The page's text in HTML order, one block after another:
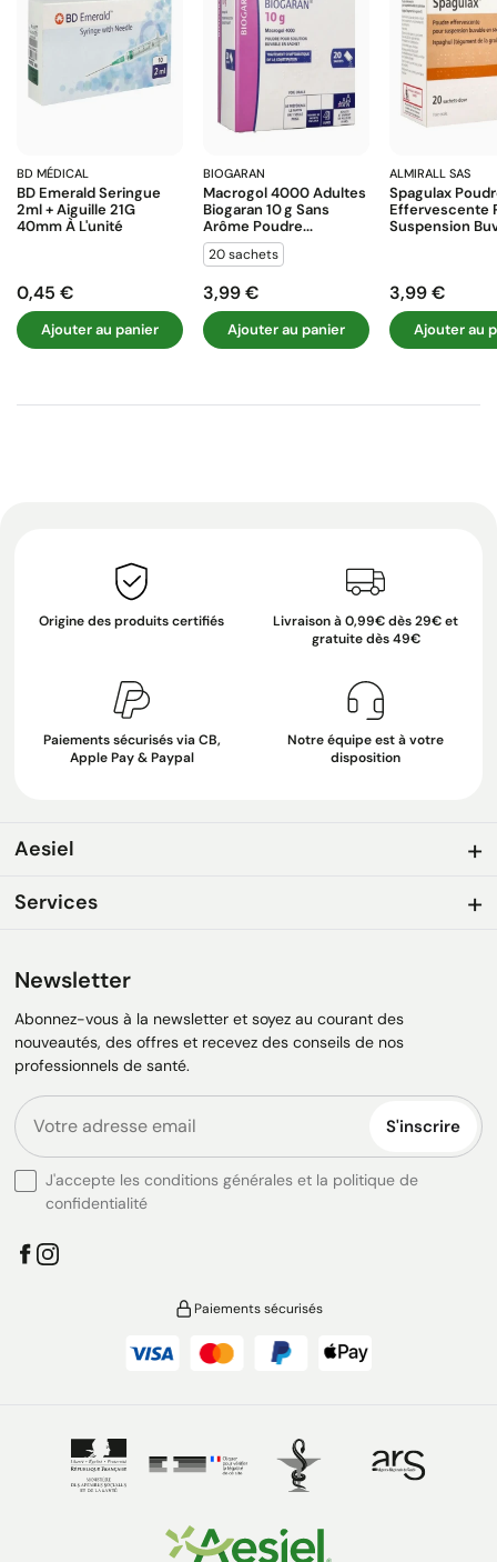
BD MÉDICAL
BD Emerald Seringue
2ml + Aiguille 21G
40mm À L'unité
Prix
0,45 €
Ajouter au panier
BIOGARAN
Macrogol 4000 Adultes
Biogaran 10 G Sans
Arôme Poudre...
20 sachets
Prix
3,99 €
Ajouter au panier
ALMIRALL SAS
Spagulax
Effervescente
Suspension
Prix
3,99 €
Ajouter au
Origine des produits certifiés
Livraison à 0,99€ dès 29€ et
gratuite dès 49€
Paiements sécurisés via CB,
Apple Pay & Paypal
Notre équipe est à votre
disposition
Aesiel
Services
Newsletter
Abonnez-vous à la newsletter et soyez au courant des
nouveautés, des offres et recevez des conseils de nos
professionnels de santé.
S'inscrire
J'accepte les conditions générales et la politique de
confidentialité
Paiements sécurisés